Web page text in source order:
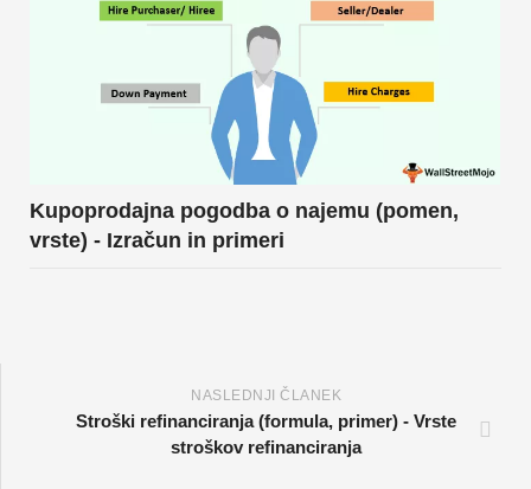
Kupoprodajna pogodba o najemu (pomen,
vrste) - Izračun in primeri
NASLEDNJI ČLANEK
Stroški refinanciranja (formula, primer) - Vrste
stroškov refinanciranja